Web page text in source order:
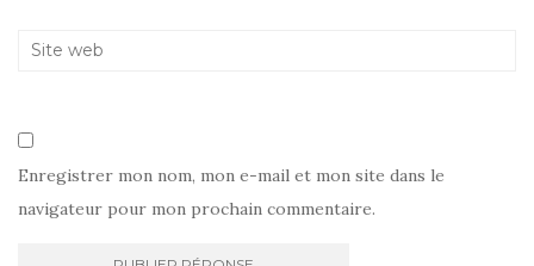
Enregistrer mon nom, mon e-mail et mon site dans le
navigateur pour mon prochain commentaire.